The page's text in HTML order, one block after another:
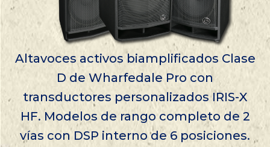
Altavoces activos biamplificados Clase
D de Wharfedale Pro con
transductores personalizados IRIS-X
HF. Modelos de rango completo de 2
vías con DSP interno de 6 posiciones.